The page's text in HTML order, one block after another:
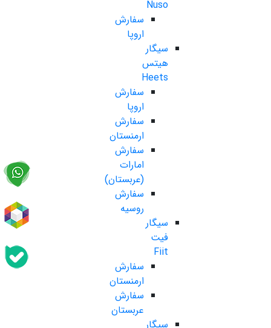
Nuso
سفارش
اروپا
سیگار
هیتس
Heets
سفارش
اروپا
سفارش
ارمنستان
سفارش
امارات
(عربستان)
سفارش
روسیه
سیگار
فیت
Fiit
سفارش
ارمنستان
سفارش
عربستان
سیگار